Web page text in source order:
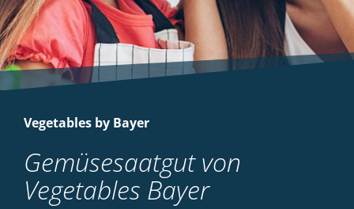
Vegetables by Bayer
Gemüsesaatgut von
Vegetables Bayer